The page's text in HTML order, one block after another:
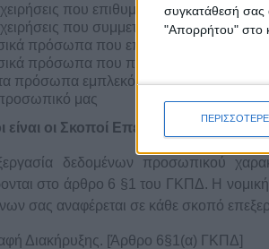
συγκατάθεσή σας
"Απορρήτου" στο
που επιθυμούν να συμμετέχουν
που συμμετείχαν στις
πρόσωπα που επιθυμούν να βρεθούν
πρόσωπα που παρευρέθηκαν στις
πρόσωπα εμπλεκόμενα σε γεγονότα
μας
είναι οι Σκοποί Επεξεργασίας & η
δεδομένων προσωπικού
στο άρθρο 6 §1 του ΓΚΠΔ. Η
σας αναφέρεται σε κάθε σκοπό
Διακήρυξης. [Άρθρο 6§1(α) ΓΚΠΔ]